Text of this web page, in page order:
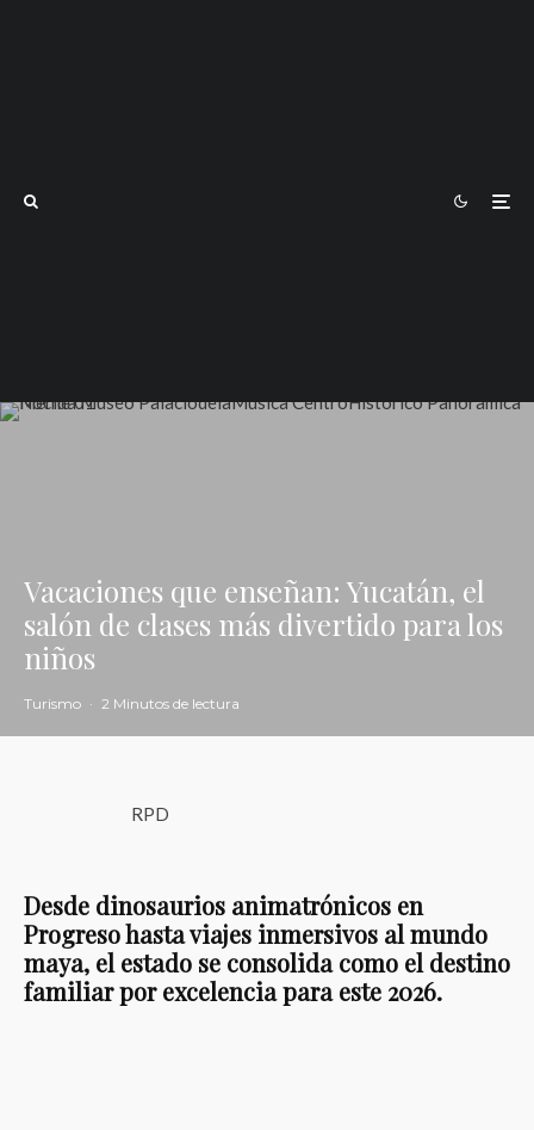
Vacaciones que enseñan: Yucatán, el
salón de clases más divertido para los
niños
Turismo · 2 Minutos de lectura
RPD
Desde dinosaurios animatrónicos en
Progreso hasta viajes inmersivos al mundo
maya, el estado se consolida como el destino
familiar por excelencia para este 2026.